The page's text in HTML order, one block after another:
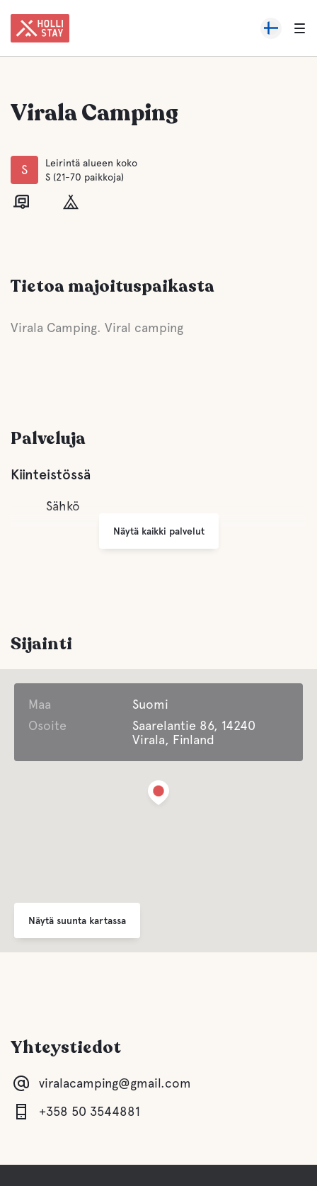
Virala Camping
S
Leirintä alueen koko
S (21-70 paikkoja)
Tietoa majoituspaikasta
Virala Camping. Viral camping
Palveluja
Kiinteistössä
Sähkö
Näytä kaikki palvelut
Sijainti
Maa
Suomi
Osoite
Saarelantie 86, 14240
Virala, Finland
Näytä suunta kartassa
Yhteystiedot
viralacamping@gmail.com
+358 50 3544881